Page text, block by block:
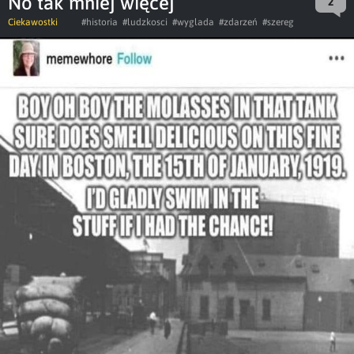
Ciekawostki #historia #ludzkosci #wyglada #zdarzeń #szereg